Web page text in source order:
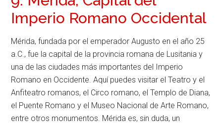
Imperio Romano Occidental
Mérida, fundada por el emperador Augusto en el año 25
a.C., fue la capital de la provincia romana de Lusitania y
una de las ciudades más importantes del Imperio
Romano en Occidente. Aquí puedes visitar el Teatro y el
Anfiteatro romanos, el Circo romano, el Templo de Diana,
el Puente Romano y el Museo Nacional de Arte Romano,
entre otros monumentos. Mérida es, sin duda, un